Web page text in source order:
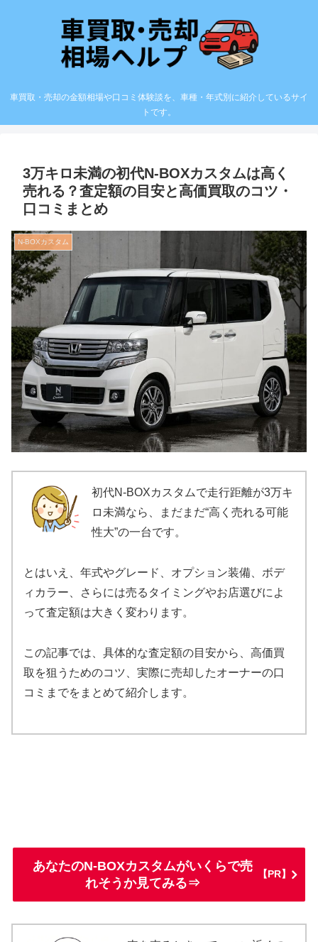
車買取・売却の金額相場や口コミ体験談を、車種・年式別に紹介しているサイ
トです。
3万キロ未満の初代N-BOXカスタムは高く
売れる？査定額の目安と高価買取のコツ・
口コミまとめ
N-BOXカスタム
初代N-BOXカスタムで走行距離が3万キ
ロ未満なら、まだまだ“高く売れる可能
性大”の一台です。
とはいえ、年式やグレード、オプション装備、ボデ
ィカラー、さらには売るタイミングやお店選びによ
って査定額は大きく変わります。
この記事では、具体的な査定額の目安から、高価買
取を狙うためのコツ、実際に売却したオーナーの口
コミまでをまとめて紹介します。
あなたのN-BOXカスタムがいくらで売
れそうか見てみる⇒
【PR】